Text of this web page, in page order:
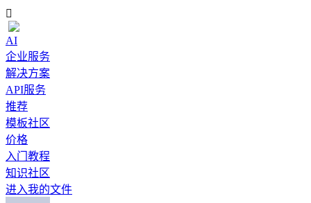

AI
企业服务
解决方案
API服务
推荐
模板社区
价格
入门教程
知识社区
进入我的文件